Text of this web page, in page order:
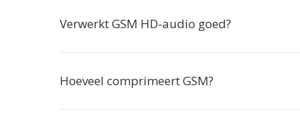
Verwerkt GSM HD-audio goed?
Hoeveel comprimeert GSM?